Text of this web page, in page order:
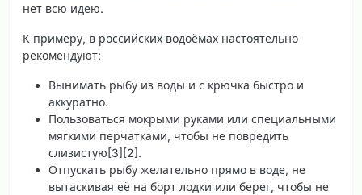
нет всю идею.
К примеру, в российских водоёмах настоятельно
рекомендуют:
Вынимать рыбу из воды и с крючка быстро и
аккуратно.
Пользоваться мокрыми руками или специальными
мягкими перчатками, чтобы не повредить
слизистую[3][2].
Отпускать рыбу желательно прямо в воде, не
вытаскивая её на борт лодки или берег, чтобы не